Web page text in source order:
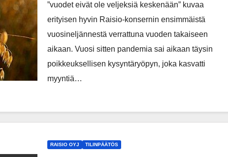
”vuodet eivät ole veljeksiä keskenään” kuvaa
erityisen hyvin Raisio-konsernin ensimmäistä
vuosineljännestä verrattuna vuoden takaiseen
aikaan. Vuosi sitten pandemia sai aikaan täysin
poikkeuksellisen kysyntäryöpyn, joka kasvatti
myyntiä…
RAISIO OYJ TILINPÄÄTÖS